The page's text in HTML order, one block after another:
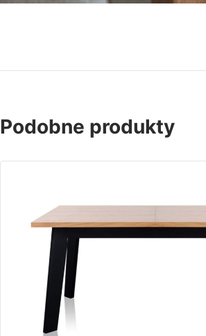
Podobne produkty